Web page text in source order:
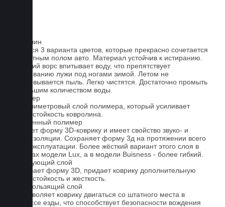
Ковролин
Имеется 3 варианта цветов, которые прекрасно сочетается
со штатным полом авто. Материал устойчив к истиранию.
Короткий ворс впитывает воду, что препятствует
образованию лужи под ногами зимой. Летом не
образовывается пыль. Легко чистятся. Достаточно промыть
небольшим количеством воды.
Полимер
1-миллиметровый слой полимера, который усиливает
износостойкость ковролина.
Вспененный полимер
Придает форму 3D-коврику и имеет свойство звуко- и
теплоизоляции. Сохраняет форму 3д на протяжении всего
срока эксплуатации. Более жёсткий вариант этого слоя в
ковриках модели Lux, а в модели Buisness - более гибкий.
Армирующий слой
Усиливает форму 3D, придает коврику дополнительную
износостойкость и жесткость.
Антискользящий слой
Не позволяет коврику двигаться со штатного места в
процессе езды, что способствует безопасности вождения